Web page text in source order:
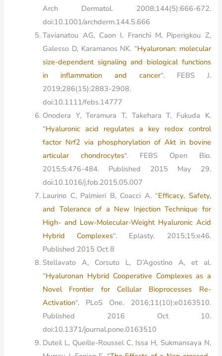
Arch Dermatol. 2008;144(5):666-672.
doi:10.1001/archderm.144.5.666
Tavianatou AG, Caon I, Franchi M, Piperigkou Z,
Galesso D, Karamanos NK. “Hyaluronan: molecular
size-dependent signaling and biological functions
in inflammation and cancer“. FEBS J.
2019;286(15):2883-2908.
doi:10.1111/febs.14777
Onodera Y, Teramura T, Takehara T, Fukuda K.
“Hyaluronic acid regulates a key redox control
factor Nrf2 via phosphorylation of Akt in bovine
articular chondrocytes“. FEBS Open Bio.
2015;5:476-484. Published 2015 May 29.
doi:10.1016/j.fob.2015.05.007
Laurino C, Palmieri B, Coacci A. “Efficacy, Safety,
and Tolerance of a New Injection Technique for
High- and Low-Molecular-Weight Hyaluronic Acid
Hybrid Complexes“. Eplasty. 2015;15:e46.
Published 2015 Oct 8
Stellavato A, Corsuto L, D’Agostino A, et al.
“Hyaluronan Hybrid Cooperative Complexes as a
Novel Frontier for Cellular Bioprocesses Re-
Activation“. PLoS One. 2016;11(10):e0163510.
Published 2016 Oct 10.
doi:10.1371/journal.pone.0163510
Duteil L, Queille-Roussel C, Issa H, Sukmansaya N,